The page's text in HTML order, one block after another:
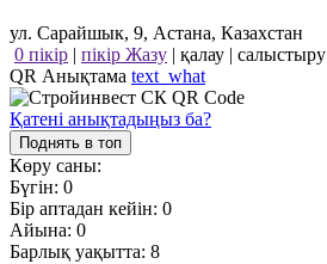
ул. Сарайшык, 9, Астана, Казахстан
0 пікір | пікір Жазу | қалау | салыстыру
QR Анықтама text_what
Қатені анықтадыңыз ба?
Поднять в топ
Көру саны:
Бүгін: 0
Бір аптадан кейін: 0
Айына: 0
Барлық уақытта: 8